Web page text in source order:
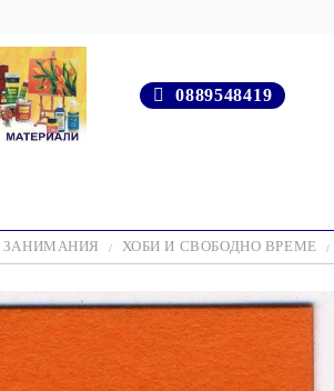
0889548419
ХОБИ И СВОБОДНО ВРЕМЕ